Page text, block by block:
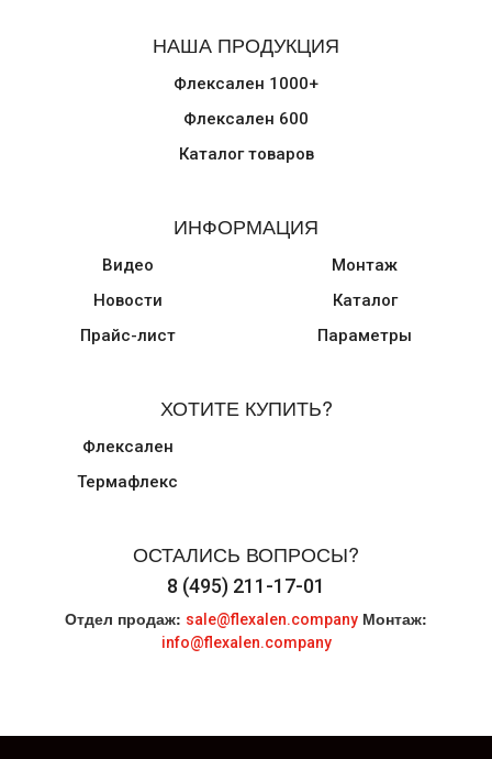
НАША ПРОДУКЦИЯ
Флексален 1000+
Флексален 600
Каталог товаров
ИНФОРМАЦИЯ
Видео
Новости
Прайс-лист
Монтаж
Каталог
Параметры
ХОТИТЕ КУПИТЬ?
Флексален
Термафлекс
ОСТАЛИСЬ ВОПРОСЫ?
8 (495) 211-17-01
Отдел продаж: sale@flexalen.company Монтаж:
info@flexalen.company